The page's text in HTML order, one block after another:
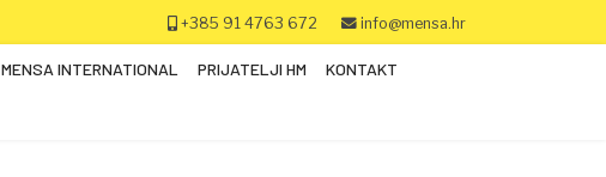
+385 91 4763 672 info@mensa.hr
MENSA INTERNATIONAL PRIJATELJI HM KONTAKT